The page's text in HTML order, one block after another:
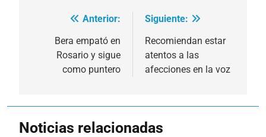
Navegación
entradas
Anterior:
Bera empató en
Rosario y sigue
como puntero
Siguiente:
Recomiendan estar
atentos a las
afecciones en la voz
Noticias relacionadas